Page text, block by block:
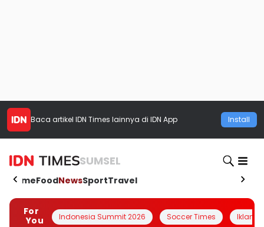
Baca artikel IDN Times lainnya di IDN App Install
SUMSEL
HomeFoodNewsSportTravel
For
You
Indonesia Summit 2026 Soccer Times Iklanin